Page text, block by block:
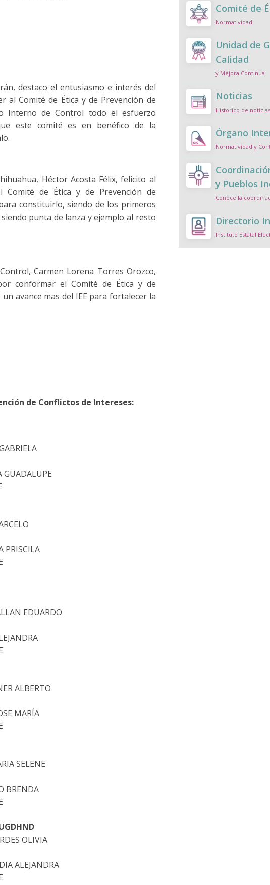
destaco el entusiasmo e interés del
Comité de Ética y de Prevención de
Interno de Control todo el esfuerzo
este comité es en benéfico de la
Héctor Acosta Félix, felicito al
de Ética y de Prevención de
constituirlo, siendo de los primeros
punta de lanza y ejemplo al resto
Carmen Lorena Torres Orozco,
conformar el Comité de Ética y de
avance mas del IEE para fortalecer la
de Conflictos de Intereses:
GUADALUPE
PRISCILA
EDUARDO
ALBERTO
MARÍA
SELENE
BRENDA
OLIVIA
ALEJANDRA
Comité de
Normatividad
Unidad de
Calidad
y Mejora Continua
Noticias
Historico de noticias
Órgano
Normatividad y
y Pueblos
Conóce la
Directorio
Instituto Estatal